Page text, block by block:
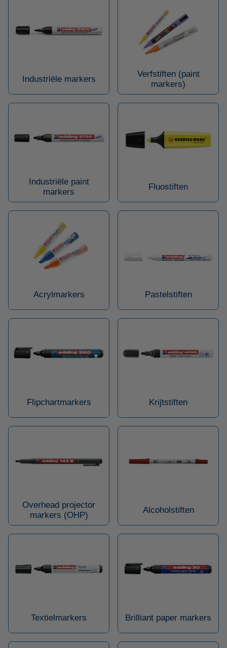
Industriële markers
Verfstiften (paint
markers)
Industriële paint
markers
Fluostiften
Acrylmarkers Pastelstiften
Flipchartmarkers Krijtstiften
Overhead projector
markers (OHP)
Alcoholstiften
Textielmarkers Brilliant paper markers